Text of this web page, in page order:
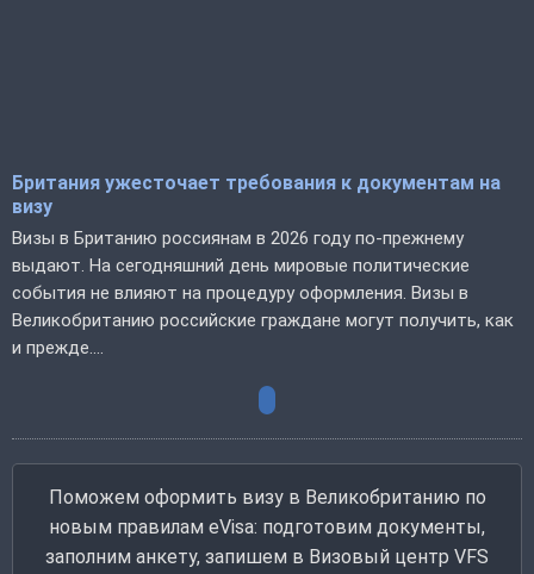
Британия ужесточает требования к документам на
визу
Визы в Британию россиянам в 2026 году по-прежнему
выдают. На сегодняшний день мировые политические
события не влияют на процедуру оформления. Визы в
Великобританию российские граждане могут получить, как
и прежде....
Поможем оформить визу в Великобританию по
новым правилам eVisa: подготовим документы,
заполним анкету, запишем в Визовый центр VFS